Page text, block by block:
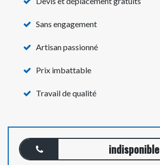
Sans engagement
Artisan passionné
Prix imbattable
Travail de qualité
indisponible